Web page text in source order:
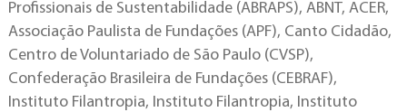
Profissionais de Sustentabilidade (ABRAPS), ABNT, ACER,
Associação Paulista de Fundações (APF), Canto Cidadão,
Centro de Voluntariado de São Paulo (CVSP),
Confederação Brasileira de Fundações (CEBRAF),
Instituto Filantropia, Instituto Filantropia, Instituto